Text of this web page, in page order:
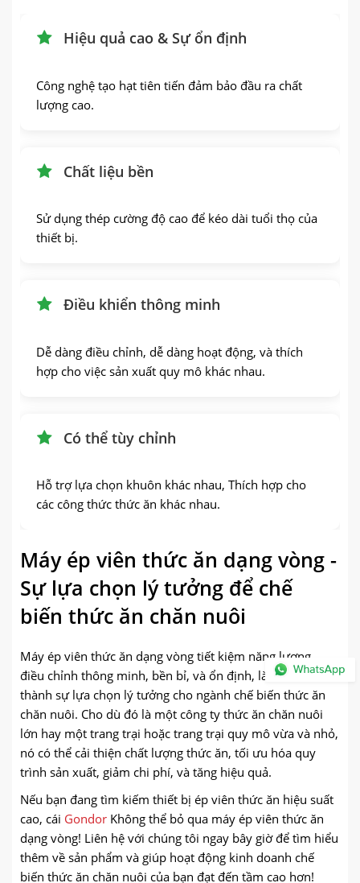
Hiệu quả cao & Sự ổn định
Công nghệ tạo hạt tiên tiến đảm bảo đầu ra chất
lượng cao.
Chất liệu bền
Sử dụng thép cường độ cao để kéo dài tuổi thọ của
thiết bị.
Điều khiển thông minh
Dễ dàng điều chỉnh, dễ dàng hoạt động, và thích
hợp cho việc sản xuất quy mô khác nhau.
Có thể tùy chỉnh
Hỗ trợ lựa chọn khuôn khác nhau, Thích hợp cho
các công thức thức ăn khác nhau.
Máy ép viên thức ăn dạng vòng -
Sự lựa chọn lý tưởng để chế
biến thức ăn chăn nuôi
Máy ép viên thức ăn dạng vòng tiết kiệm năng lượng,
điều chỉnh thông minh, bền bỉ, và ổn định, làm cho nó trở
thành sự lựa chọn lý tưởng cho ngành chế biến thức ăn
chăn nuôi. Cho dù đó là một công ty thức ăn chăn nuôi
lớn hay một trang trại hoặc trang trại quy mô vừa và nhỏ,
nó có thể cải thiện chất lượng thức ăn, tối ưu hóa quy
trình sản xuất, giảm chi phí, và tăng hiệu quả.
Nếu bạn đang tìm kiếm thiết bị ép viên thức ăn hiệu suất
cao, cái Gondor Không thể bỏ qua máy ép viên thức ăn
dạng vòng! Liên hệ với chúng tôi ngay bây giờ để tìm hiểu
thêm về sản phẩm và giúp hoạt động kinh doanh chế
biến thức ăn chăn nuôi của bạn đạt đến tầm cao hơn!